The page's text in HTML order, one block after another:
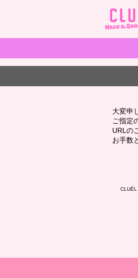
大変申
ご指定
URLの
お手数
CLUÉL